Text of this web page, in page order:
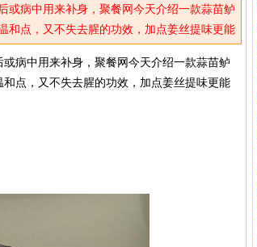
或病中用来补身，聚餐网今天介绍一款蒜苗鲈
和点，又不失去腥的功效，加点姜丝提味更能
病中用来补身，聚餐网今天介绍一款蒜苗鲈
点，又不失去腥的功效，加点姜丝提味更能